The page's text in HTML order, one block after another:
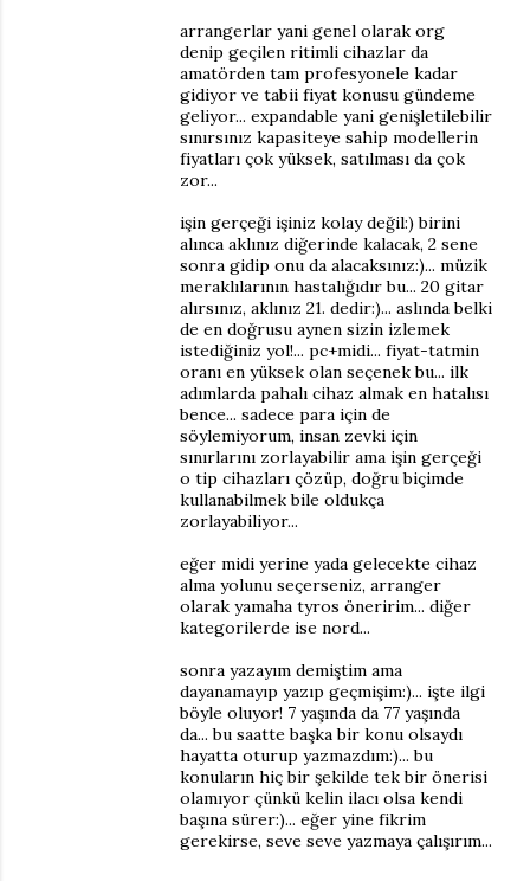
arrangerlar yani genel olarak org
denip geçilen ritimli cihazlar da
amatörden tam profesyonele kadar
gidiyor ve tabii fiyat konusu gündeme
geliyor... expandable yani genişletilebilir
sınırsınız kapasiteye sahip modellerin
fiyatları çok yüksek, satılması da çok
zor...
işin gerçeği işiniz kolay değil:) birini
alınca aklınız diğerinde kalacak, 2 sene
sonra gidip onu da alacaksınız:)... müzik
meraklılarının hastalığıdır bu... 20 gitar
alırsınız, aklınız 21. dedir:)... aslında belki
de en doğrusu aynen sizin izlemek
istediğiniz yol!... pc+midi... fiyat-tatmin
oranı en yüksek olan seçenek bu... ilk
adımlarda pahalı cihaz almak en hatalısı
bence... sadece para için de
söylemiyorum, insan zevki için
sınırlarını zorlayabilir ama işin gerçeği
o tip cihazları çözüp, doğru biçimde
kullanabilmek bile oldukça
zorlayabiliyor...
eğer midi yerine yada gelecekte cihaz
alma yolunu seçerseniz, arranger
olarak yamaha tyros öneririm... diğer
kategorilerde ise nord...
sonra yazayım demiştim ama
dayanamayıp yazıp geçmişim:)... işte ilgi
böyle oluyor! 7 yaşında da 77 yaşında
da... bu saatte başka bir konu olsaydı
hayatta oturup yazmazdım:)... bu
konuların hiç bir şekilde tek bir önerisi
olamıyor çünkü kelin ilacı olsa kendi
başına sürer:)... eğer yine fikrim
gerekirse, seve seve yazmaya çalışırım...